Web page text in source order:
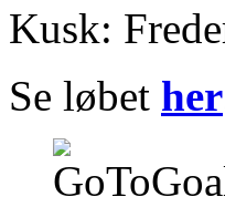
Kusk:
Se løbet her